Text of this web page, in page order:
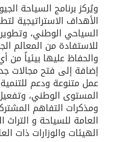
ويُركز برنامج السياحة
الأهداف الاستراتيجية
السياحي الوطني،
للاستفادة من المعالم
والحفاظ عليها بيئياً من
إضافة إلى فتح مجالات
عمل متنوعة ودعم
المستوى الوطني،
ومذكرات التفاهم
العامة للسياحة و
الهيئات والوزارات ذات